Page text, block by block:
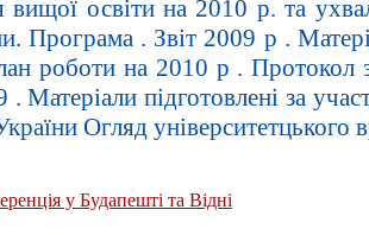
освіти на 2010 р. та
Програма . Звіт 2009 р .
роботи на 2010 р . Протокол
. Матеріали підготовлені за
Огляд університетцького
у Будапешті та Відні